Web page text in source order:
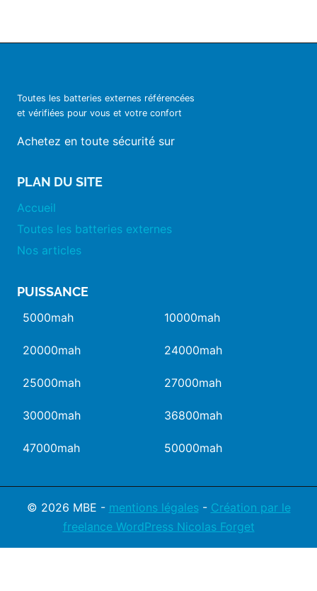
Toutes les batteries externes référencées
et vérifiées pour vous et votre confort
Achetez en toute sécurité sur
PLAN DU SITE
Accueil
Toutes les batteries externes
Nos articles
PUISSANCE
5000mah 10000mah
20000mah 24000mah
25000mah 27000mah
30000mah 36800mah
47000mah 50000mah
© 2026 MBE - mentions légales- Création par le
freelance WordPress Nicolas Forget